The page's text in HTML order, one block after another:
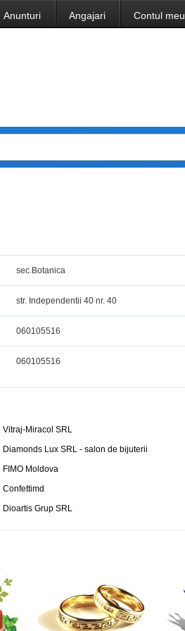
Anunturi Angajari Contul meu
sec.Botanica
str. Independentii 40 nr. 40
060105516
060105516
Vitraj-Miracol SRL
Diamonds Lux SRL - salon de bijuterii
FIMO Moldova
Confettimd
Dioartis Grup SRL